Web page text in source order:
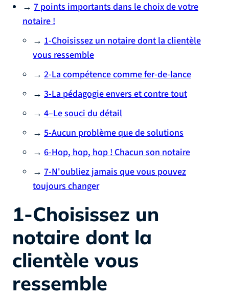
→ 7 points importants dans le choix de votre
notaire !
→ 1-Choisissez un notaire dont la clientèle
vous ressemble
→ 2-La compétence comme fer-de-lance
→ 3-La pédagogie envers et contre tout
→ 4–Le souci du détail
→ 5-Aucun problème que de solutions
→ 6-Hop, hop, hop ! Chacun son notaire
→ 7-N'oubliez jamais que vous pouvez
toujours changer
1-Choisissez un
notaire dont la
clientèle vous
ressemble